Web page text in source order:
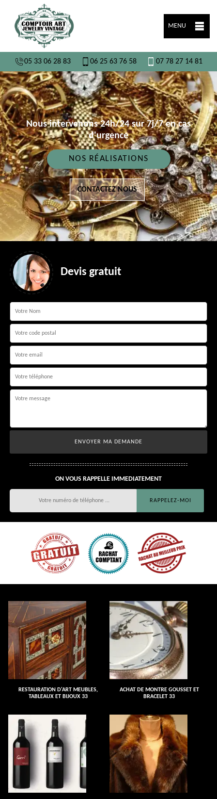
MENU
05 33 06 28 83 06 25 63 76 58 07 78 27 14 81
Nous intervenons 24h/24 sur 7j/7 en cas
d'urgence
NOS RÉALISATIONS
CONTACTEZ NOUS
Devis gratuit
ON VOUS RAPPELLE IMMEDIATEMENT
RESTAURATION D'ART MEUBLES,
TABLEAUX ET BIJOUX 33
ACHAT DE MONTRE GOUSSET ET
BRACELET 33